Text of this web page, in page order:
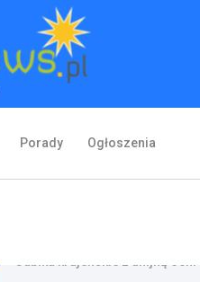
Porady Ogłoszenia